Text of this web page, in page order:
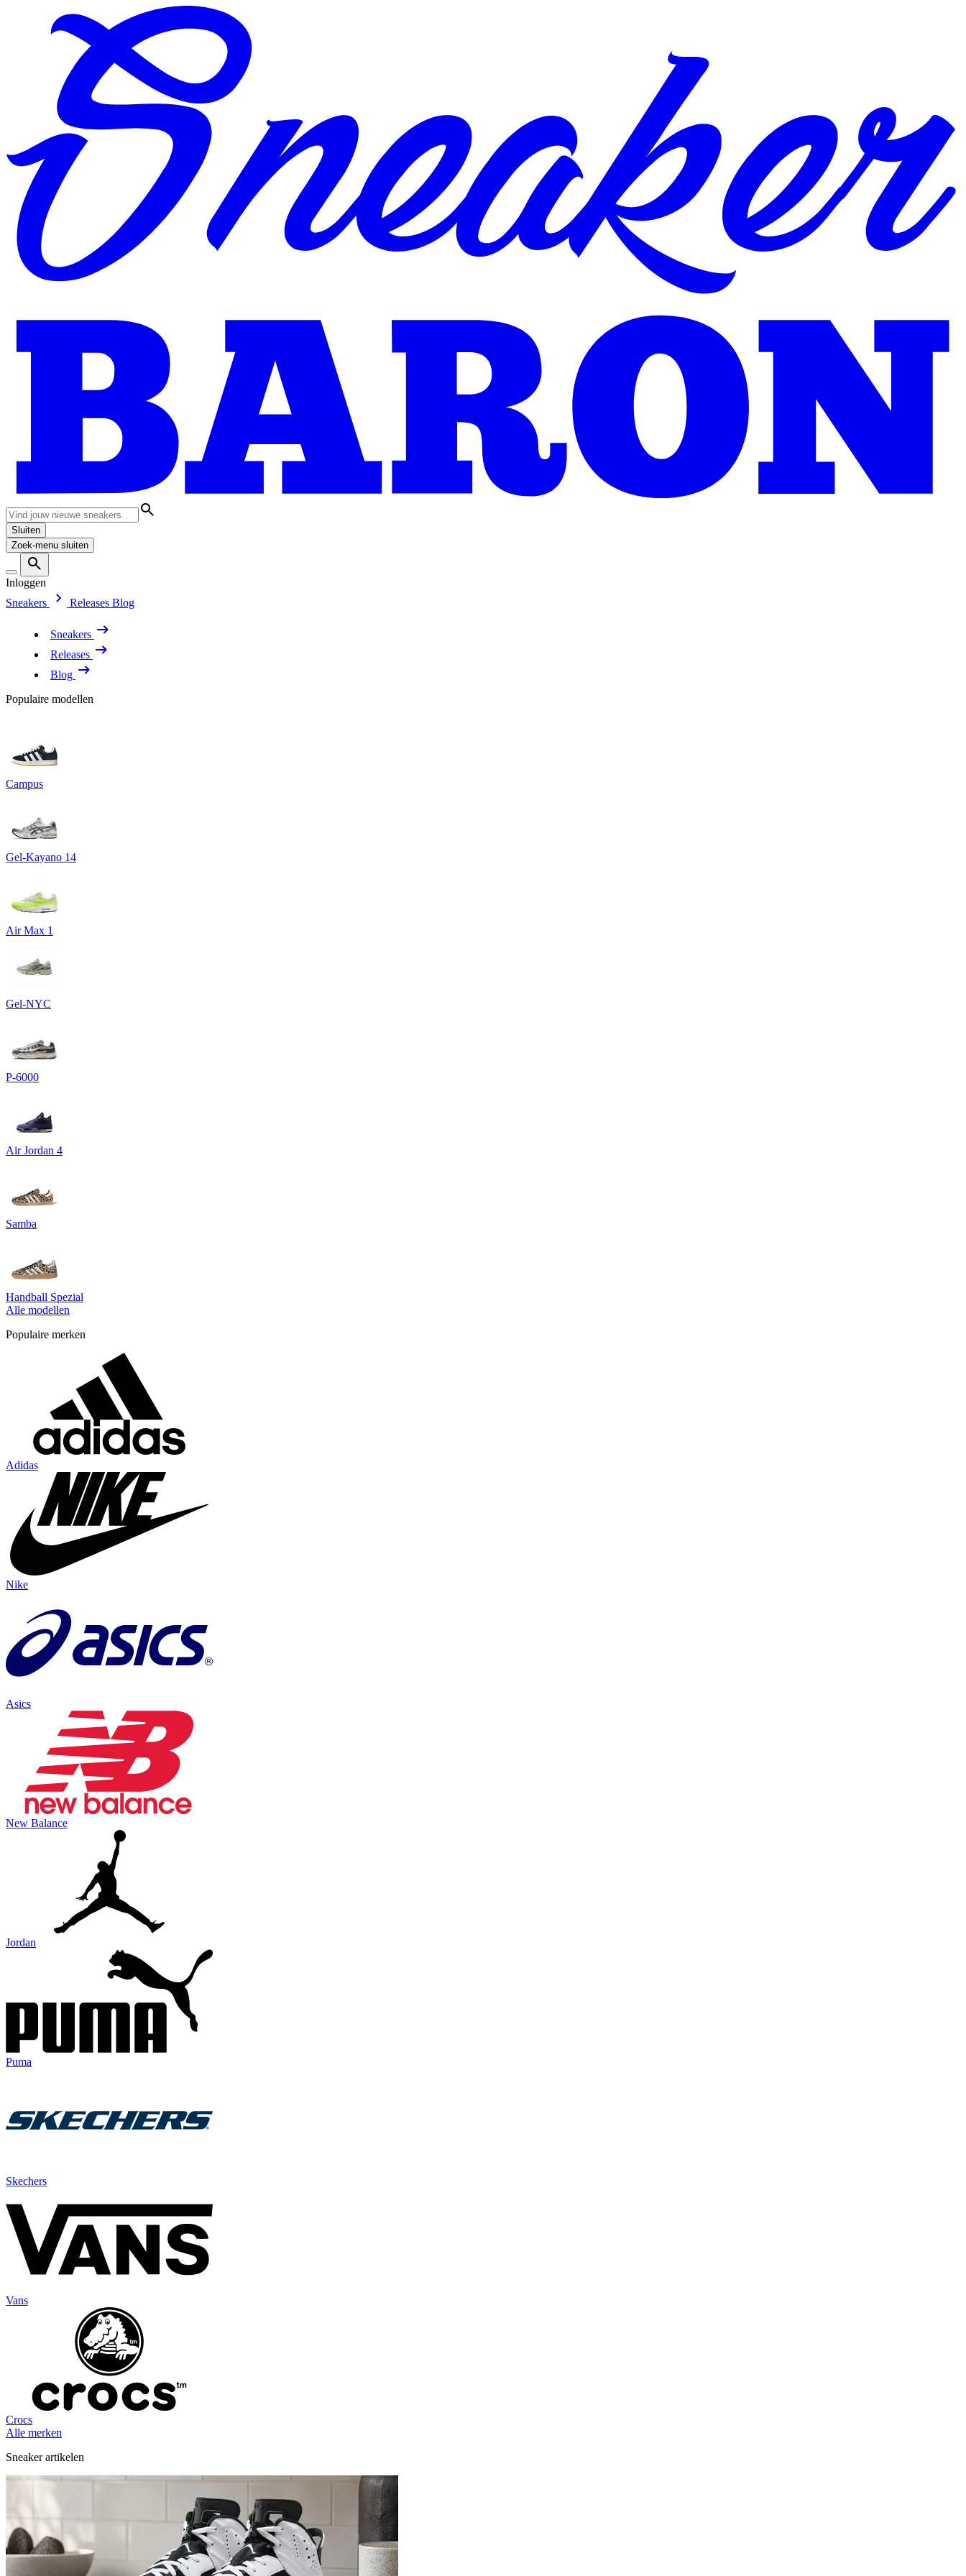
Sluiten
Zoek-menu sluiten
Inloggen
Sneakers
Releases Blog
Sneakers
Releases
Blog
Populaire modellen
Campus
Gel-Kayano 14
Air Max 1
Gel-NYC
P-6000
Air Jordan 4
Samba
Handball Spezial
Alle modellen
Populaire merken
Adidas
Nike
Asics
New Balance
Jordan
Puma
Skechers
Vans
Crocs
Alle merken
Sneaker artikelen